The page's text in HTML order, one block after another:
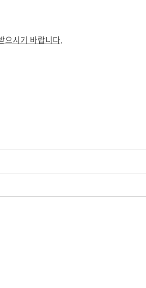
으시기 바랍니다.